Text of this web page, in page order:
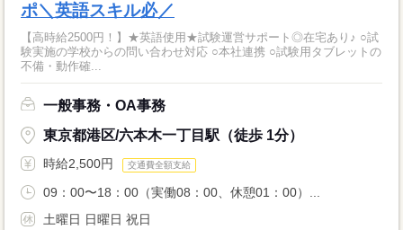
ポ＼英語スキル必／
【高時給2500円！】★英語使用★試験運営サポート◎在宅あり♪ ○試
験実施の学校からの問い合わせ対応 ○本社連携 ○試験用タブレットの
不備・動作確...
一般事務・OA事務
東京都港区/六本木一丁目駅（徒歩 1分）
時給2,500円 交通費全額支給
09：00〜18：00（実働08：00、休憩01：00）...
土曜日 日曜日 祝日